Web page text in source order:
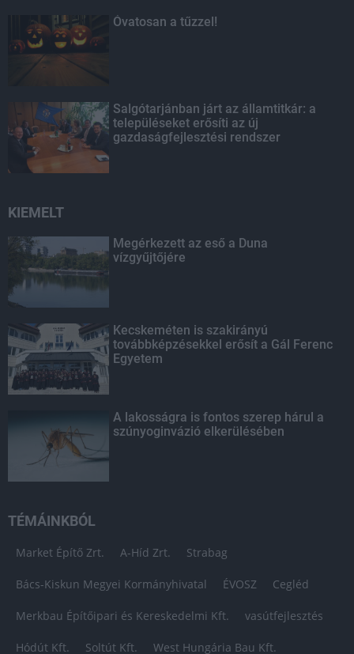
Óvatosan a tűzzel!
Salgótarjánban járt az államtitkár: a
településeket erősíti az új
gazdaságfejlesztési rendszer
KIEMELT
Megérkezett az eső a Duna
vízgyűjtőjére
Kecskeméten is szakirányú
továbbképzésekkel erősít a Gál Ferenc
Egyetem
A lakosságra is fontos szerep hárul a
szúnyoginvázió elkerülésében
TÉMÁINKBÓL
Market Építő Zrt. A-Híd Zrt. Strabag
Bács-Kiskun Megyei Kormányhivatal ÉVOSZ Cegléd
Merkbau Építőipari és Kereskedelmi Kft. vasútfejlesztés
Hódút Kft. Soltút Kft. West Hungária Bau Kft.